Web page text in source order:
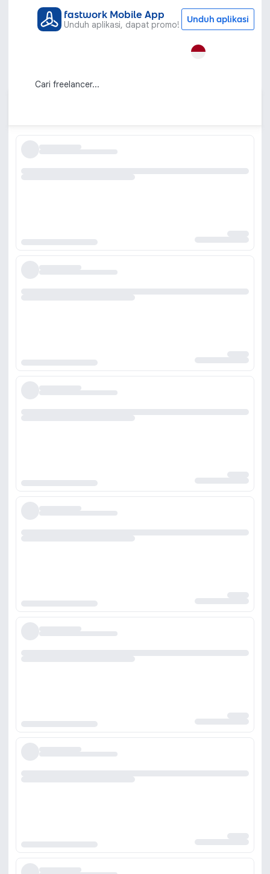
fastwork Mobile App
Unduh aplikasi, dapat promo! Unduh aplikasi
Desain Corporate Identity
Identity